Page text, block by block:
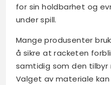
for sin holdbarhet og
under spill.
Mange produsenter
å sikre at racketen
samtidig som den tilbyr
Valget av materiale